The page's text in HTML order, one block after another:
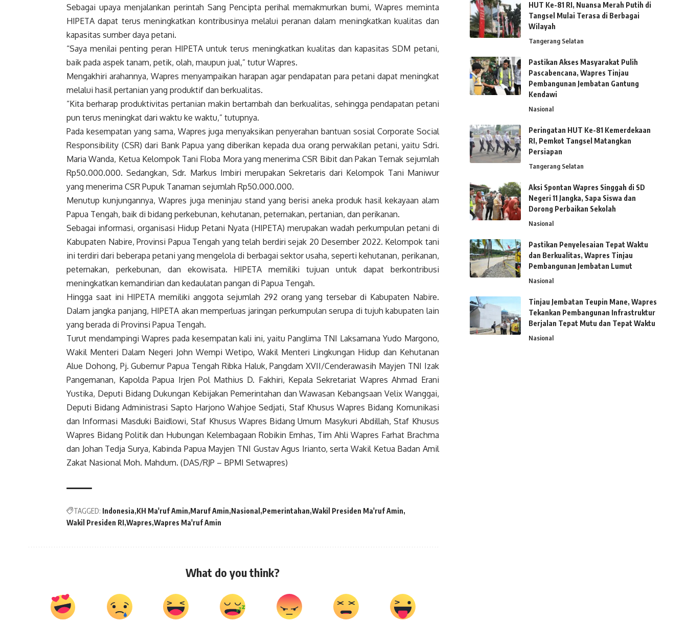
Sebagai upaya menjalankan perintah Sang Pencipta perihal memakmurkan bumi, Wapres meminta
HIPETA dapat terus meningkatkan kontribusinya melalui peranan dalam meningkatkan kualitas dan
kapasitas sumber daya petani.
“Saya menilai penting peran HIPETA untuk terus meningkatkan kualitas dan kapasitas SDM petani,
baik pada aspek tanam, petik, olah, maupun jual,” tuturWapres.
Mengakhiri arahannya, Wapres menyampaikan harapan agar pendapatan para petani dapat meningkat
melalui hasil pertanian yang produktif dan berkualitas.
“Kita berharap produktivitas pertanian makin bertambah dan berkualitas, sehingga pendapatan petani
pun terus meningkat dari waktu ke waktu,” tutupnya.
Pada kesempatan yang sama, Wapres juga menyaksikan penyerahan bantuan sosial Corporate Social
Responsibility (CSR) dari Bank Papua yang diberikan kepada dua orang perwakilan petani, yaitu Sdri.
Maria Wanda, Ketua Kelompok Tani Floba Mora yang menerima CSR Bibit dan Pakan Ternak sejumlah
Rp50.000.000. Sedangkan, Sdr. Markus Imbiri merupakan Sekretaris dari Kelompok Tani Maniwur
yang menerima CSR Pupuk Tanaman sejumlah Rp50.000.000.
Menutup kunjungannya, Wapres juga meninjau stand yang berisi aneka produk hasil kekayaan alam
Papua Tengah, baik di bidang perkebunan, kehutanan, peternakan, pertanian, dan perikanan.
Sebagai informasi, organisasi Hidup Petani Nyata (HIPETA) merupakan wadah perkumpulan petani di
Kabupaten Nabire, Provinsi Papua Tengah yang telah berdiri sejak 20 Desember 2022. Kelompok tani
ini terdiri dari beberapa petani yang mengelola di berbagai sektor usaha, seperti kehutanan, perikanan,
peternakan, perkebunan, dan ekowisata. HIPETA memiliki tujuan untuk dapat berkontribusi
meningkatkan kemandirian dan kedaulatan pangan di Papua Tengah.
Hingga saat ini HIPETA memiliki anggota sejumlah 292 orang yang tersebar di Kabupaten Nabire.
Dalam jangka panjang, HIPETA akan memperluas jaringan perkumpulan serupa di tujuh kabupaten lain
yang berada di Provinsi Papua Tengah.
Turut mendampingi Wapres pada kesempatan kali ini, yaitu Panglima TNI Laksamana Yudo Margono,
Wakil Menteri Dalam Negeri John Wempi Wetipo, Wakil Menteri Lingkungan Hidup dan Kehutanan
Alue Dohong, Pj. Gubernur Papua Tengah Ribka Haluk, Pangdam XVII/Cenderawasih Mayjen TNI Izak
Pangemanan, Kapolda Papua Irjen Pol Mathius D. Fakhiri, Kepala SekretariatWapres Ahmad Erani
Yustika, Deputi Bidang Dukungan Kebijakan Pemerintahan dan Wawasan Kebangsaan Velix Wanggai,
Deputi Bidang Administrasi Sapto Harjono Wahjoe Sedjati, Staf KhususWapres Bidang Komunikasi
dan Informasi Masduki Baidlowi, Staf Khusus Wapres Bidang Umum Masykuri Abdillah, Staf Khusus
Wapres Bidang Politik dan Hubungan Kelembagaan Robikin Emhas, Tim AhliWapres Farhat Brachma
dan Johan Tedja Surya, Kabinda Papua Mayjen TNI Gustav Agus Irianto, serta Wakil Ketua Badan Amil
Zakat NasionalMoh. Mahdum. (DAS/RJP – BPMI Setwapres)
TAGGED: Indonesia KH Ma'ruf Amin Maruf Amin Nasional Pemerintahan Wakil Presiden Ma'ruf Amin
Wakil Presiden RI Wapres Wapres Ma'ruf Amin
What do you think?
HUT Ke-81 RI, Nuansa Merah Putih di
Tangsel Mulai Terasa di Berbagai
Wilayah
Tangerang Selatan
Pastikan Akses Masyarakat Pulih
Pascabencana, Wapres Tinjau
Pembangunan Jembatan Gantung
Kendawi
Nasional
Peringatan HUT Ke-81 Kemerdekaan
RI, Pemkot Tangsel Matangkan
Persiapan
Tangerang Selatan
Aksi Spontan Wapres Singgah di SD
Negeri 11 Jangka, Sapa Siswa dan
Dorong Perbaikan Sekolah
Nasional
Pastikan Penyelesaian Tepat Waktu
dan Berkualitas, Wapres Tinjau
Pembangunan Jembatan Lumut
Nasional
Tinjau Jembatan Teupin Mane, Wapres
Tekankan Pembangunan Infrastruktur
Berjalan Tepat Mutu dan Tepat Waktu
Nasional